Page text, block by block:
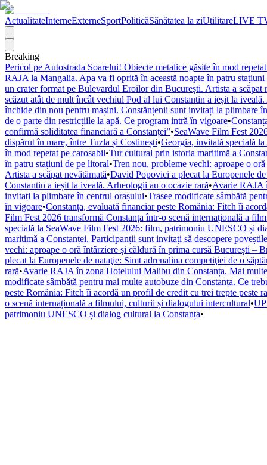
ActualitateInterneExterneSportPoliticăSănătatea la ziUtilitareLIVE
Breaking
Pericol pe Autostrada Soarelui! Obiecte metalice găsite în mod
RAJA la Mangalia. Apa va fi oprită în această noapte în patru stațiuni
un crater format pe Bulevardul Eroilor din București. Artista a scăpat
scăzut atât de mult încât vechiul Pod al lui Constantin a ieșit la
închide din nou pentru mașini. Constănțenii sunt invitați la plimbare
de o parte din restricțiile la apă. Ce program intră în vigoare•
confirmă soliditatea financiară a Constanței”•SeaWave Film Fest
dispărut în mare, între Tuzla și Costinești•Georgia, invitată specială
în mod repetat pe carosabil•Tur cultural prin istoria maritimă a
în patru stațiuni de pe litoral•Tren nou, probleme vechi: aproape o
Artista a scăpat nevătămată•David Popovici a plecat la Europenele
Constantin a ieșit la iveală. Arheologii au o ocazie rară•Avarie RAJA
invitați la plimbare în centrul orașului•Trasee modificate sâmbătă
în vigoare•Constanța, evaluată financiar peste România: Fitch îi
Film Fest 2026 transformă Constanța într-o scenă internațională a
specială la SeaWave Film Fest 2026: film, patrimoniu UNESCO și
maritimă a Constanței. Participanții sunt invitați să descopere
vechi: aproape o oră întârziere și căldură în prima cursă București –
plecat la Europenele de nataţie: Simt adrenalina competiţiei de o
rară•Avarie RAJA în zona Hotelului Malibu din Constanța. Mai
modificate sâmbătă pentru mai multe autobuze din Constanța. Ce
peste România: Fitch îi acordă un profil de credit cu trei trepte
o scenă internațională a filmului, culturii și dialogului intercultural•
patrimoniu UNESCO și dialog cultural la Constanța•